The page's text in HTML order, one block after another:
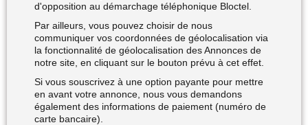
d'opposition au démarchage téléphonique Bloctel.
Par ailleurs, vous pouvez choisir de nous
communiquer vos coordonnées de géolocalisation via
la fonctionnalité de géolocalisation des Annonces de
notre site, en cliquant sur le bouton prévu à cet effet.
Si vous souscrivez à une option payante pour mettre
en avant votre annonce, nous vous demandons
également des informations de paiement (numéro de
carte bancaire).